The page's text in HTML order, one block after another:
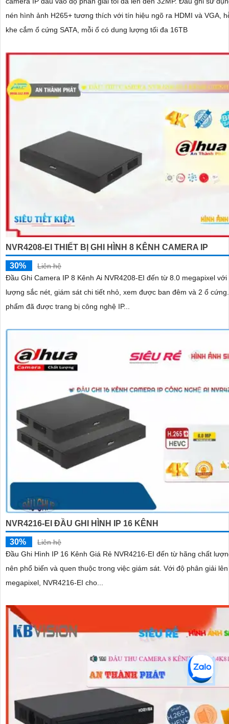
nén hình ảnh H265+ tương thích với tín hiệu ngõ ra HDMI và VGA,
khe cắm ổ cứng SATA, mỗi ổ có dung lượng tối đa 16TB
NVR4208-EI THIẾT BỊ GHI HÌNH 8 KÊNH CAMERA IP
30%
Liên hệ
Đầu Ghi Camera IP 8 Kênh Ai NVR4208-EI đến từ 8.0 megapixel với
lượng sắc nét, giám sát chi tiết nhỏ, xem được ban đêm và 2 ổ cứng.
phẩm đã được trang bị công nghệ IP...
NVR4216-EI ĐẦU GHI HÌNH IP 16 KÊNH
30%
Liên hệ
Đầu Ghi Hình IP 16 Kênh Giá Rẻ NVR4216-EI đến từ hãng chất
nên phổ biến và quen thuộc trong việc giám sát. Với độ phân giải lên đến 8.0
megapixel, NVR4216-EI cho...